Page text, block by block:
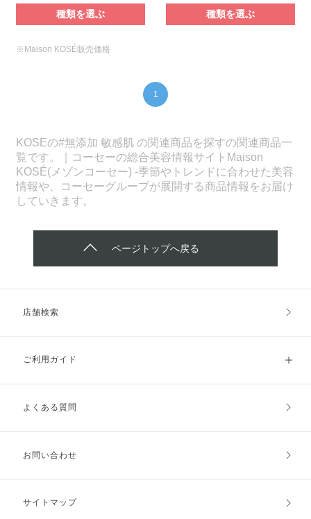
種類を選ぶ 種類を選ぶ
※Maison KOSÉ販売価格
1
KOSEの#無添加 敏感肌 の関連商品を探すの関連商品一
覧です。｜コーセーの総合美容情報サイトMaison
KOSÉ(メゾンコーセー) -季節やトレンドに合わせた美容
情報や、コーセーグループが展開する商品情報をお届け
していきます。
ページトップへ戻る
店舗検索
ご利用ガイド
ご利用ガイドトップ
お支払方法
キャンセル・返品・交換
よくある質問
お問い合わせ
サイトマップ